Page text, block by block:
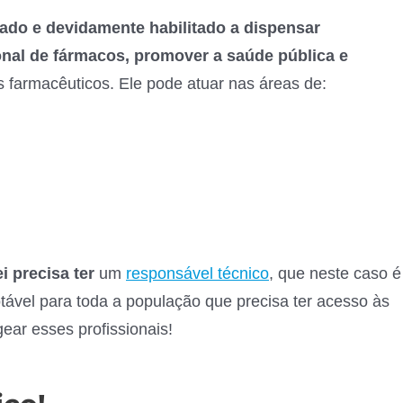
e devidamente habilitado a dispensar
de fármacos, promover a saúde pública e
Ele pode atuar nas áreas de:
precisa ter um responsável técnico, que neste caso é
para toda a população que precisa ter acesso às
esses profissionais!